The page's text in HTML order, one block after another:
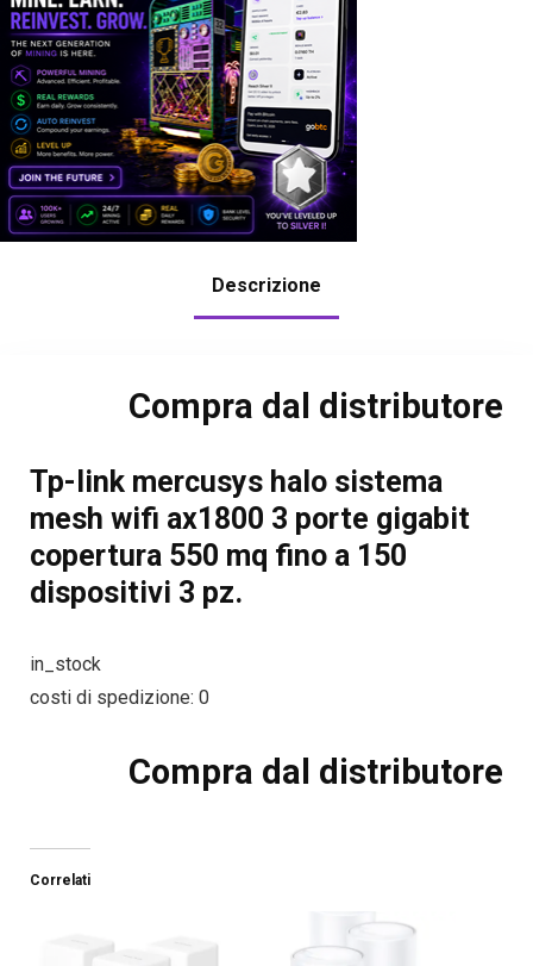
Descrizione
Compra dal distributore
Tp-link mercusys halo sistema
mesh wifi ax1800 3 porte gigabit
copertura 550 mq fino a 150
dispositivi 3 pz.
in_stock
costi di spedizione: 0
Compra dal distributore
Correlati